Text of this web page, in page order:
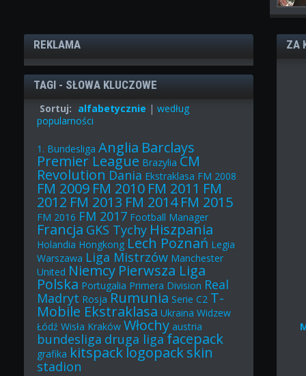
REKLAMA
TAGI - SŁOWA KLUCZOWE
Sortuj: alfabetycznie |według
popularności
1. Bundesliga Anglia Barclays
Premier League Brazylia CM
Revolution Dania Ekstraklasa FM 2008
FM 2009 FM 2010 FM 2011 FM
2012 FM 2013 FM 2014 FM 2015
FM 2016 FM 2017 Football Manager
Francja GKS Tychy Hiszpania
Holandia Hongkong Lech Poznań Legia
Warszawa Liga Mistrzów Manchester
United Niemcy Pierwsza Liga
Polska Portugalia Primera Division Real
Madryt Rosja Rumunia Serie C2 T-
Mobile Ekstraklasa Ukraina Widzew
Łódź Wisła Kraków Włochy austria
bundesliga druga ligafacepack
grafika kitspacklogopackskin
stadion
ZA